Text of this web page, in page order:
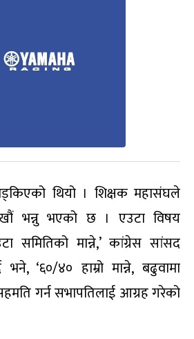
थियो । शिक्षक महासंघले
भन्नु भएको छ । एउटा विषय
समितिको मान्ने,’ कांग्रेस सांसद
भने, ‘६०/४० हाम्रो मान्ने, बढुवामा
गर्न सभापतिलाई आग्रह गरेको